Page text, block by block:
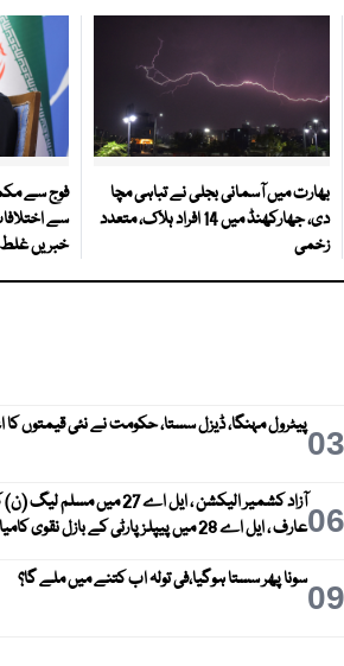
بھارت میں آسمانی بجلی نے تباہی مچا
دی، جھارکھنڈ میں 14 افراد ہلاک، متعدد
زخمی
فوج سے
سے
خبریں غلط
03پیٹرول مہنگا، ڈیزل سستا، حکومت نے نئی قیمتوں کا
06
آزاد کشمیر الیکشن ، ایل اے 27 میں
عارف ، ایل اے 28 میں پیپلز پارٹی کے بازل نقوی کامیاب
09سونا پھر سستا ہوگیا،فی تولہ اب کتنے میں ملے گا؟